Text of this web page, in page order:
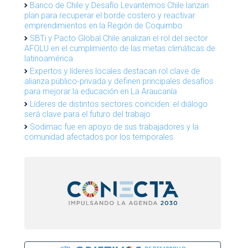
Banco de Chile y Desafío Levantemos Chile lanzan
plan para recuperar el borde costero y reactivar
emprendimientos en la Región de Coquimbo
SBTi y Pacto Global Chile analizan el rol del sector
AFOLU en el cumplimiento de las metas climáticas de
latinoamérica
Expertos y líderes locales destacan rol clave de
alianza público-privada y definen principales desafíos
para mejorar la educación en La Araucanía
Líderes de distintos sectores coinciden: el diálogo
será clave para el futuro del trabajo
Sodimac fue en apoyo de sus trabajadores y la
comunidad afectados por los temporales